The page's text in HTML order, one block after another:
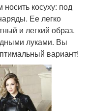
косуху: под
Ее легко
и легкий образ.
луками. Вы
вариант!